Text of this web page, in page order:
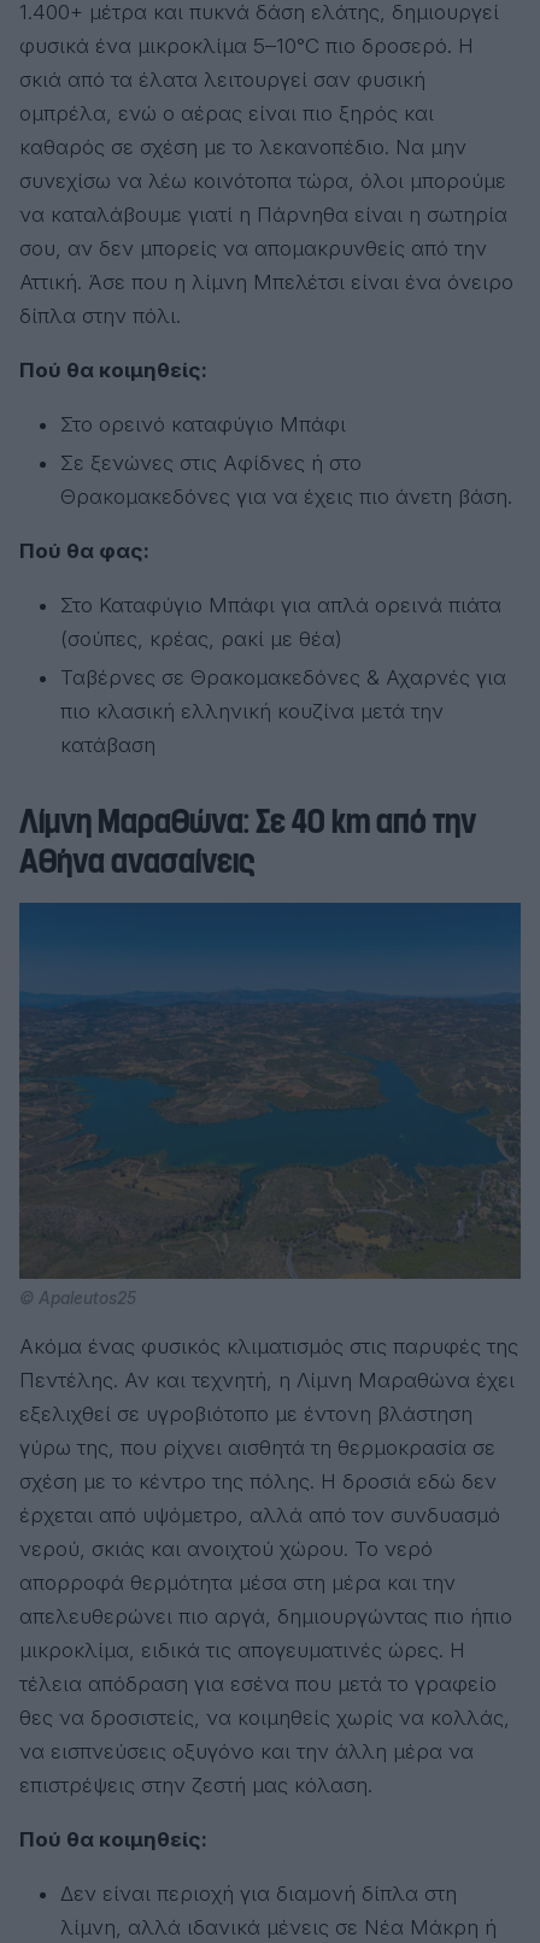
1.400+ μέτρα και πυκνά δάση ελάτης, δημιουργεί
φυσικά ένα μικροκλίμα 5–10°C πιο δροσερό. Η
σκιά από τα έλατα λειτουργεί σαν φυσική
ομπρέλα, ενώ ο αέρας είναι πιο ξηρός και
καθαρός σε σχέση με το λεκανοπέδιο. Να μην
συνεχίσω να λέω κοινότοπα τώρα, όλοι μπορούμε
να καταλάβουμε γιατί η Πάρνηθα είναι η σωτηρία
σου, αν δεν μπορείς να απομακρυνθείς από την
Αττική. Άσε που η λίμνη Μπελέτσι είναι ένα όνειρο
δίπλα στην πόλι.
Πού θα κοιμηθείς:
Στο ορεινό καταφύγιο Μπάφι
Σε ξενώνες στις Αφίδνες ή στο
Θρακομακεδόνες για να έχεις πιο άνετη βάση.
Πού θα φας:
Στο Καταφύγιο Μπάφι για απλά ορεινά πιάτα
(σούπες, κρέας, ρακί με θέα)
Ταβέρνες σε Θρακομακεδόνες & Αχαρνές για
πιο κλασική ελληνική κουζίνα μετά την
κατάβαση
Λίμνη Μαραθώνα: Σε 40 km από την
Αθήνα ανασαίνεις
© Apaleutos25
Ακόμα ένας φυσικός κλιματισμός στις παρυφές της
Πεντέλης. Αν και τεχνητή, η Λίμνη Μαραθώνα έχει
εξελιχθεί σε υγροβιότοπο με έντονη βλάστηση
γύρω της, που ρίχνει αισθητά τη θερμοκρασία σε
σχέση με το κέντρο της πόλης. Η δροσιά εδώ δεν
έρχεται από υψόμετρο, αλλά από τον συνδυασμό
νερού, σκιάς και ανοιχτού χώρου. Το νερό
απορροφά θερμότητα μέσα στη μέρα και την
απελευθερώνει πιο αργά, δημιουργώντας πιο ήπιο
μικροκλίμα, ειδικά τις απογευματινές ώρες. Η
τέλεια απόδραση για εσένα που μετά το γραφείο
θες να δροσιστείς, να κοιμηθείς χωρίς να κολλάς,
να εισπνεύσεις οξυγόνο και την άλλη μέρα να
επιστρέψεις στην ζεστή μας κόλαση.
Πού θα κοιμηθείς:
Δεν είναι περιοχή για διαμονή δίπλα στη
λίμνη, αλλά ιδανικά μένεις σε Νέα Μάκρη ή